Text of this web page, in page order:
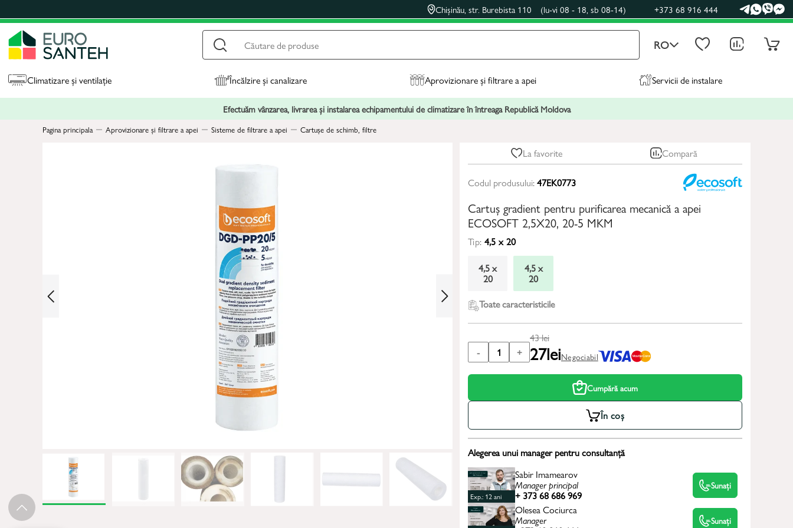
Chișinău, str. Burebista 110 (lu-vi 08 - 18, sb 08-14) +373 68 916 444
RO
Climatizare și ventilație Încălzire și canalizare Aprovizionare și filtrare a apei Servicii de instalare
Efectuăm vânzarea, livrarea și instalarea echipamentului de climatizare în întreaga Republică Moldova
Pagina principala Aprovizionare și filtrare a apei Sisteme de filtrare a apei Cartușe de schimb, filtre
La favorite Compară
Codul produsului:47EK0773
Cartuș gradient pentru purificarea mecanică a apei
ECOSOFT 2,5X20, 20-5 MKM
Tip: 4,5 x 20
4,5 x
20
4,5 x
20
Toate caracteristicile
- 1 +
43lei
27leiNegociabil
Cumpără acum
În coș
Alegerea unui manager pentru consultanță
Exp.: 12 ani
Sabir Imamearov
Manager principal
+ 373 68 686 969
Sunați
Olesea Cociurca
Manager Sunați